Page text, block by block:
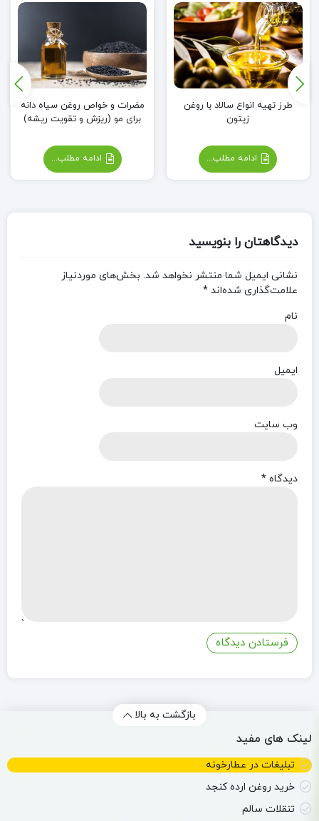
طرز تهیه انواع سالاد با روغن
زیتون
ادامه مطلب...
مضرات و خواص روغن سیاه دانه
برای مو (ریزش و تقویت ریشه)
ادامه مطلب...
دیدگاهتان را بنویسید
نشانی ایمیل شما منتشر نخواهد شد. بخش‌های موردنیاز
علامت‌گذاری شده‌اند *
نام
ایمیل
وب‌ سایت
دیدگاه *
بازگشت به بالا
لینک های مفید
تبلیغات در عطارخونه
خرید روغن ارده کنجد
تنقلات سالم